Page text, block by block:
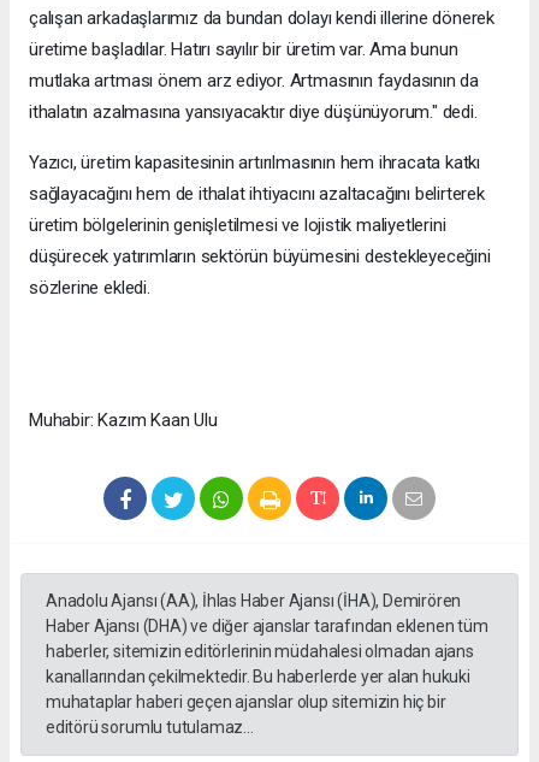
çalışan arkadaşlarımız da bundan dolayı kendi illerine dönerek
üretime başladılar. Hatırı sayılır bir üretim var. Ama bunun
mutlaka artması önem arz ediyor. Artmasının faydasının da
ithalatın azalmasına yansıyacaktır diye düşünüyorum." dedi.
Yazıcı, üretim kapasitesinin artırılmasının hem ihracata katkı
sağlayacağını hem de ithalat ihtiyacını azaltacağını belirterek
üretim bölgelerinin genişletilmesi ve lojistik maliyetlerini
düşürecek yatırımların sektörün büyümesini destekleyeceğini
sözlerine ekledi.
Muhabir: Kazım Kaan Ulu
Anadolu Ajansı (AA), İhlas Haber Ajansı (İHA), Demirören
Haber Ajansı (DHA) ve diğer ajanslar tarafından eklenen tüm
haberler, sitemizin editörlerinin müdahalesi olmadan ajans
kanallarından çekilmektedir. Bu haberlerde yer alan hukuki
muhataplar haberi geçen ajanslar olup sitemizin hiç bir
editörü sorumlu tutulamaz...